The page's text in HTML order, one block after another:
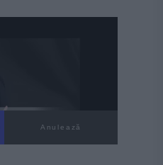
Anulează